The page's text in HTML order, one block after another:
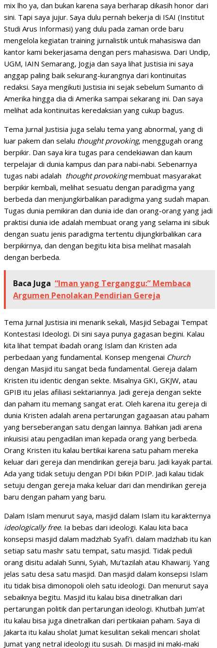
mix lho ya, dan bukan karena saya berharap dikasih honor dari
sini. Tapi saya jujur. Saya dulu pernah bekerja di ISAI (Institut
Studi Arus Informasi) yang dulu pada zaman orde baru
mengelola kegiatan training jurnalistik untuk mahasiswa dan
kantor kami bekerjasama dengan pers mahasiswa. Dari Undip,
UGM, IAIN Semarang, Jogja dan saya lihat Justisia ini saya
anggap paling baik sekurang-kurangnya dari kontinuitas
redaksi. Saya mengikuti Justisia ini sejak sebelum Sumanto di
Amerika hingga dia di Amerika sampai sekarang ini. Dan saya
melihat ada kontinuitas keredaksian yang cukup bagus.
Tema Jurnal Justisia juga selalu tema yang abnormal, yang di
luar pakem dan selalu thought provoking, menggugah orang
berpikir. Dan saya kira tugas para cendekiawan dan kaum
terpelajar di dunia kampus dan para nabi-nabi. Sebenarnya
tugas nabi adalah thought provokingmembuat masyarakat
berpikir kembali, melihat sesuatu dengan paradigma yang
berbeda dan menjungkirbalikan paradigma yang sudah mapan.
Tugas dunia pemikiran dan dunia ide dan orang-orang yang jadi
praktisi dunia ide adalah membuat orang yang selama ini sibuk
dengan suatu jenis paradigma tertentu dijungkirbalikan cara
berpikirnya, dan dengan begitu kita bisa melihat masalah
dengan berbeda.
Baca Juga “Iman yang Terganggu:” Membaca
Argumen Penolakan Pendirian Gereja
Tema Jurnal Justisia ini menarik sekali, Masjid Sebagai Tempat
Kontestasi Ideologi. Di sini saya punya gagasan begini. Kalau
kita lihat tempat ibadah orang Islam dan Kristen ada
perbedaan yang fundamental. Konsep mengenai Church
dengan Masjid itu sangat beda fundamental. Gereja dalam
Kristen itu identic dengan sekte. Misalnya GKI, GKJW, atau
GPIB itu jelas afiliasi sektariannya. Jadi gereja dengan sekte
dan paham itu memang sangat erat. Oleh karena itu gereja di
dunia Kristen adalah arena pertarungan gagaasan atau paham
yang berseberangan satu dengan lainnya. Bahkan jadi arena
inkuisisi atau pengadilan iman kepada orang yang berbeda.
Orang Kristen itu kalau bertikai karena satu paham mereka
keluar dari gereja dan mendirikan gereja baru. Jadi kayak partai.
Ada yang tidak setuju dengan PDI bikin PDIP. Jadi kalau tidak
setuju dengan gereja maka keluar dari dan mendirikan gereja
baru dengan paham yang baru.
Dalam Islam menurut saya, masjid dalam Islam itu karakternya
ideologically free. Ia bebas dari ideologi. Kalau kita baca
konsepsi masjid dalam madzhab Syafi’i. dalam madzhab itu kan
setiap satu mashr satu tempat, satu masjid. Tidak peduli
orang disitu adalah Sunni, Syiah, Mu’tazilah atau Khawarij. Yang
jelas satu desa satu masjid. Dan masjid dalam konsepsi Islam
itu tidak bisa dimonopoli oleh satu ideologi. Dan menurut saya
sebaiknya begitu. Masjid itu kalau bisa dinetralkan dari
pertarungan politik dan pertarungan ideologi. Khutbah Jum’at
itu kalau bisa juga dinetralkan dari pertikaian paham. Saya di
Jakarta itu kalau sholat Jumat kesulitan sekali mencari sholat
Jumat yang netral ideologi itu susah. Di masjid ini maki-maki